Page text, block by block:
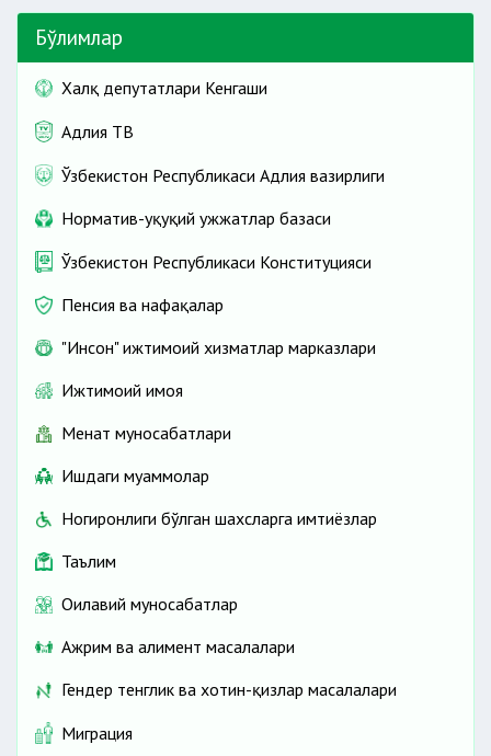
Бўлимлар
Халқ депутатлари Кенгаши
Адлия ТВ
Ўзбекистон Республикаси Адлия вазирлиги
Норматив-ҳуқуқий ҳужжатлар базаси
Ўзбекистон Республикаси Конституцияси
Пенсия ва нафақалар
"Инсон" ижтимоий хизматлар марказлари
Ижтимоий ҳимоя
Меҳнат муносабатлари
Ишдаги муаммолар
Ногиронлиги бўлган шахсларга имтиёзлар
Таълим
Оилавий муносабатлар
Ажрим ва алимент масалалари
Гендер тенглик ва хотин-қизлар масалалари
Миграция